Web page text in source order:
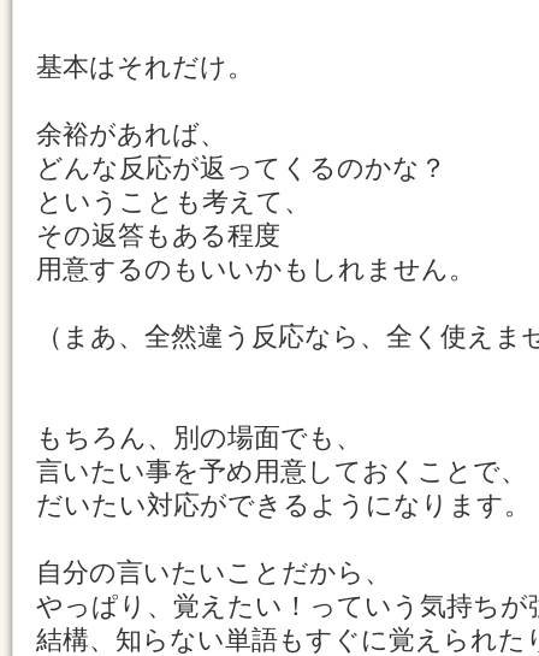
基本はそれだけ。
余裕があれば、
どんな反応が返ってくるのかな？
ということも考えて、
その返答もある程度
用意するのもいいかもしれません。
（まあ、全然違う反応なら、全く使えま
もちろん、別の場面でも、
言いたい事を予め用意しておくことで、
だいたい対応ができるようになります。
自分の言いたいことだから、
やっぱり、覚えたい！っていう気持ちが
結構、知らない単語もすぐに覚えられた